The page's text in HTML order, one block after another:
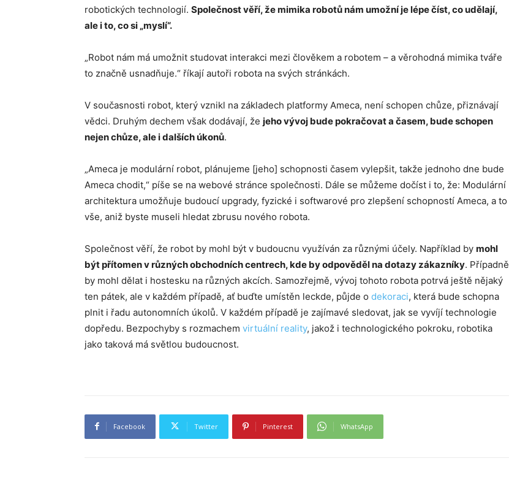
robotických technologií. Společnost věří, že mimika robotů nám umožní je lépe číst, co udělají,
ale i to, co si „myslí“.
„Robot nám má umožnit studovat interakci mezi člověkem a robotem – a věrohodná mimika tváře
to značně usnadňuje.“ říkají autoři robota na svých stránkách.
V současnosti robot, který vznikl na základech platformy Ameca, není schopen chůze, přiznávají
vědci. Druhým dechem však dodávají, že jeho vývoj bude pokračovat a časem, bude schopen
nejen chůze, ale i dalších úkonů.
„Ameca je modulární robot, plánujeme [jeho] schopnosti časem vylepšit, takže jednoho dne bude
Ameca chodit,“ píše se na webové stránce společnosti. Dále se můžeme dočíst i to, že: Modulární
architektura umožňuje budoucí upgrady, fyzické i softwarové pro zlepšení schopností Ameca, a to
vše, aniž byste museli hledat zbrusu nového robota.
Společnost věří, že robot by mohl být v budoucnu využíván za různými účely. Například by mohl
být přítomen v různých obchodních centrech, kde by odpověděl na dotazy zákazníky. Případně
by mohl dělat i hostesku na různých akcích. Samozřejmě, vývoj tohoto robota potrvá ještě nějaký
ten pátek, ale v každém případě, ať buďte umístěn leckde, půjde o dekoraci, která bude schopna
plnit i řadu autonomních úkolů. V každém případě je zajímavé sledovat, jak se vyvíjí technologie
dopředu. Bezpochyby s rozmachem virtuální reality, jakož i technologického pokroku, robotika
jako taková má světlou budoucnost.
Facebook Twitter Pinterest WhatsApp